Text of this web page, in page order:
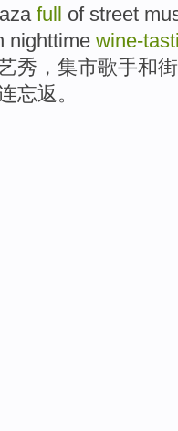
full of street
nighttime wine-
秀，集市歌手和
忘返。